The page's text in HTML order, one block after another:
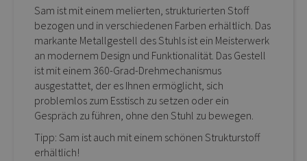
Sam ist mit einem melierten, strukturierten Stoff
bezogen und in verschiedenen Farben erhältlich. Das
markante Metallgestell des Stuhls ist ein Meisterwerk
an modernem Design und Funktionalität. Das Gestell
ist mit einem 360-Grad-Drehmechanismus
ausgestattet, der es Ihnen ermöglicht, sich
problemlos zum Esstisch zu setzen oder ein
Gespräch zu führen, ohne den Stuhl zu bewegen.
Tipp: Sam ist auch mit einem schönen Strukturstoff
erhältlich!